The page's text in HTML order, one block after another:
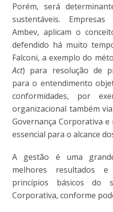
Porém, será
sustentáveis.
Ambev, aplicam o
defendido há muito
Falconi, a exemplo do
Act) para resolução de
para o entendimento
conformidades, por
organizacional também
Governança Corporativa
essencial para o alcance
A gestão é uma
melhores resultados
princípios básicos do
Corporativa, conforme